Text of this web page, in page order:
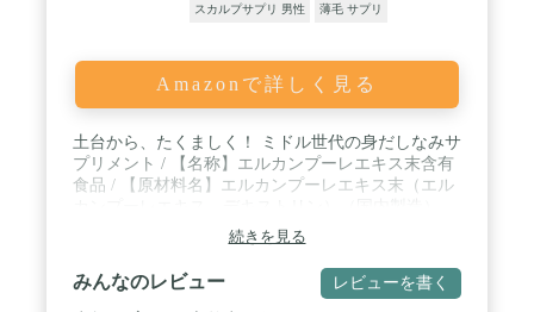
スカルプサプリ 男性 薄毛 サプリ
Amazonで詳しく見る
土台から、たくましく！ ミドル世代の身だしなみサ
プリメント / 【名称】エルカンプーレエキス末含有
食品 / 【原材料名】エルカンプーレエキス末（エル
N-アセチルグルコサミン、コラーゲンペプチド、植
物エキス末（黒大豆エキス、黒ごまエキス、桑の実
エキス、ソクハクヨウエキス、桑の葉エキス、紅花
エキス）、ヒハツエキス末（デキストリン、ヒハツ
続きを見る
みんなのレビュー レビューを書く